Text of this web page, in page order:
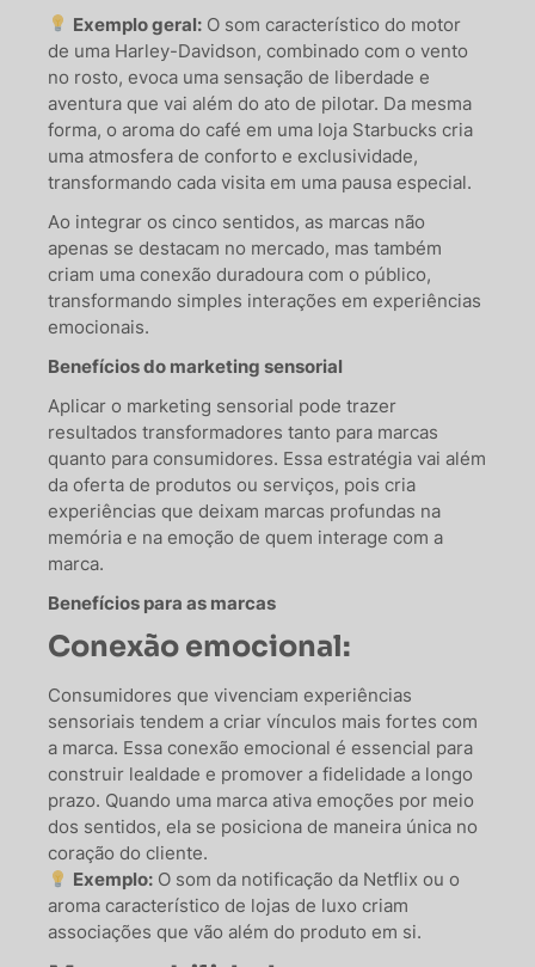
Exemplo geral: O som característico do motor
de uma Harley-Davidson, combinado com o vento
no rosto, evoca uma sensação de liberdade e
aventura que vai além do ato de pilotar. Da mesma
forma, o aroma do café em uma loja Starbucks cria
uma atmosfera de conforto e exclusividade,
transformando cada visita em uma pausa especial.
Ao integrar os cinco sentidos, as marcas não
apenas se destacam no mercado, mas também
criam uma conexão duradoura com o público,
transformando simples interações em experiências
emocionais.
Benefícios do marketing sensorial
Aplicar o marketing sensorial pode trazer
resultados transformadores tanto para marcas
quanto para consumidores. Essa estratégia vai além
da oferta de produtos ou serviços, pois cria
experiências que deixam marcas profundas na
memória e na emoção de quem interage com a
marca.
Benefícios para as marcas
Conexão emocional:
Consumidores que vivenciam experiências
sensoriais tendem a criar vínculos mais fortes com
a marca. Essa conexão emocional é essencial para
construir lealdade e promover a fidelidade a longo
prazo. Quando uma marca ativa emoções por meio
dos sentidos, ela se posiciona de maneira única no
coração do cliente.
Exemplo: O som da notificação da Netflix ou o
aroma característico de lojas de luxo criam
associações que vão além do produto em si.